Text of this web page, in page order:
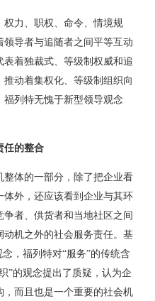
力、职权、命令、情境规
导者与追随者之间平等互动
着独裁式、等级制权威和追
动着集权化、等级制组织向
列特无愧于新型领导观念
的整合
体的一部分，除了把企业看
外，还应该看到企业与其环
者、供货者和当地社区之间
机之外的社会服务责任。基
，福列特对“服务”的传统含
”的观念提出了质疑，认为企
而且也是一个重要的社会机